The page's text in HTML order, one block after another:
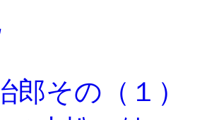
郎その（１